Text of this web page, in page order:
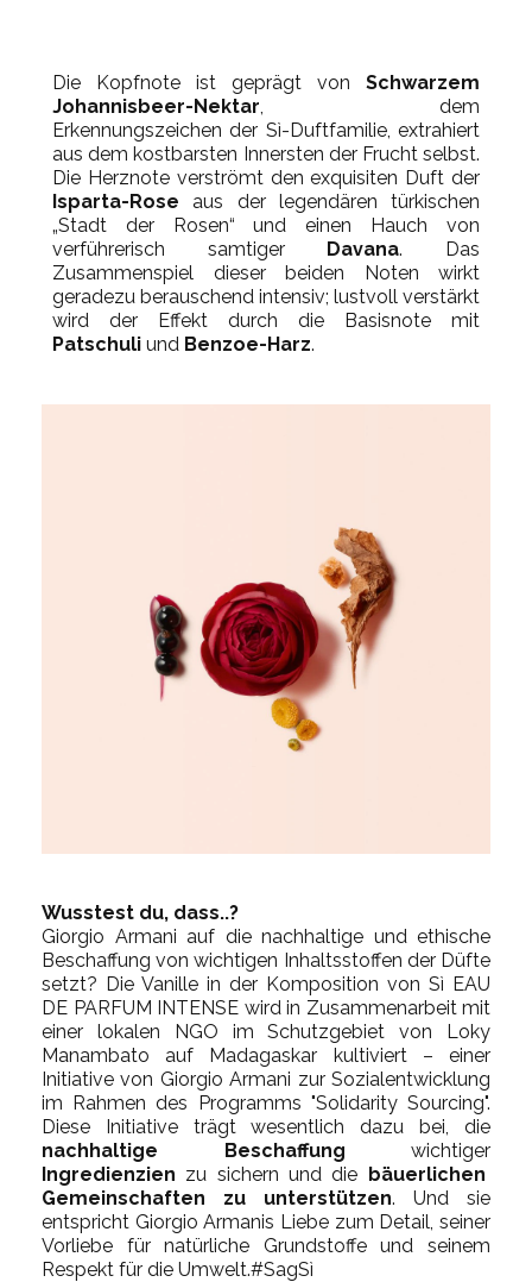
Die Kopfnote ist geprägt von Schwarzem
Johannisbeer-Nektar , dem
Erkennungszeichen der Sì-Duftfamilie, extrahiert
aus dem kostbarsten Innersten der Frucht selbst.
Die Herznote verströmt den exquisiten Duft der
Isparta-Rose aus der legendären türkischen
„Stadt der Rosen“ und einen Hauch von
verführerisch samtiger Davana. Das
Zusammenspiel dieser beiden Noten wirkt
geradezu berauschend intensiv; lustvoll verstärkt
wird der Effekt durch die Basisnote mit
Patschuli und Benzoe-Harz.
Wusstest du, dass..?
Giorgio Armani auf die nachhaltige und ethische
Beschaffung von wichtigen Inhaltsstoffen der Düfte
setzt? Die Vanille in der Komposition von Sì EAU
DE PARFUM INTENSE wird in Zusammenarbeit mit
einer lokalen NGO im Schutzgebiet von Loky
Manambato auf Madagaskar kultiviert – einer
Initiative von Giorgio Armani zur Sozialentwicklung
im Rahmen des Programms "Solidarity Sourcing".
Diese Initiative trägt wesentlich dazu bei, die
nachhaltige Beschaffung wichtiger
Ingredienzien zu sichern und die bäuerlichen
Gemeinschaften zu unterstützen. Und sie
entspricht Giorgio Armanis Liebe zum Detail, seiner
Vorliebe für natürliche Grundstoffe und seinem
Respekt für die Umwelt.#SagSì